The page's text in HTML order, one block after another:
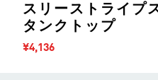
スリーストライプ
タンクトップ
セール価格
¥4,136